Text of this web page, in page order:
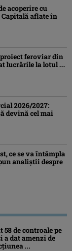
acoperire cu
aflate în
feroviar din
lucrările la lotul ...
2026/2027:
devină cel mai
ce se va întâmpla
analiștii despre
58 de controale pe
a dat amenzi de
...